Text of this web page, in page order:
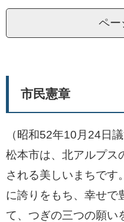
。
て
ペー
市民憲章
（昭和52年10月24日
松本市は、北アルプス
される美しいまちです
に誇りをもち、幸せで
て、つぎの三つの願い